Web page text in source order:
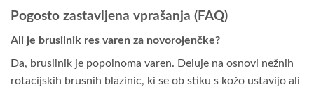
Pogosto zastavljena vprašanja (FAQ)
Ali je brusilnik res varen za novorojenčke?
Da, brusilnik je popolnoma varen. Deluje na osnovi nežnih
rotacijskih brusnih blazinic, ki se ob stiku s kožo ustavijo ali